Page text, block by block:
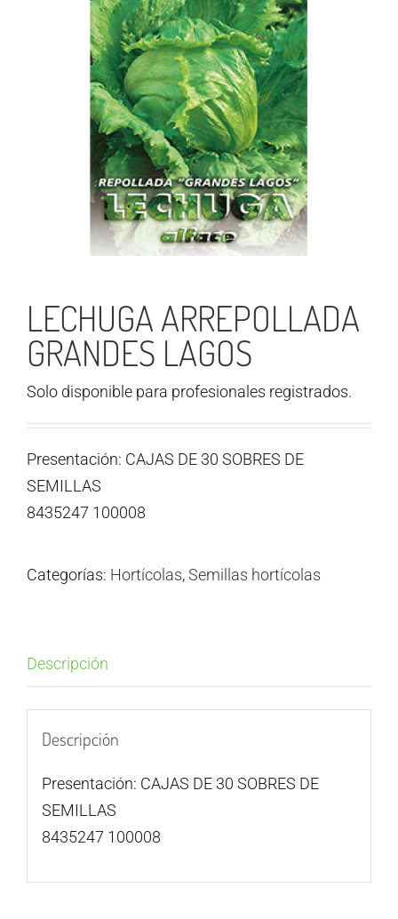
LECHUGA ARREPOLLADA
GRANDES LAGOS
Solo disponible para profesionales registrados.
Presentación: CAJAS DE 30 SOBRES DE
SEMILLAS
8435247 100008
Categorías: Hortícolas,Semillas hortícolas
Descripción
Descripción
Presentación: CAJAS DE 30 SOBRES DE
SEMILLAS
8435247 100008